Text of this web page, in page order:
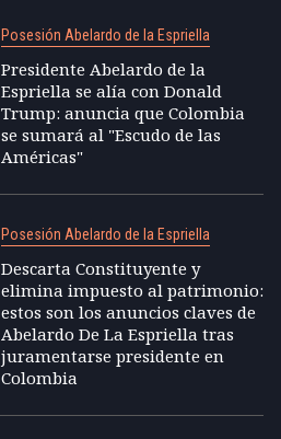
Posesión Abelardo de la Espriella
Presidente Abelardo de la
Espriella se alía con Donald
Trump: anuncia que Colombia
se sumará al "Escudo de las
Américas"
Posesión Abelardo de la Espriella
Descarta Constituyente y
elimina impuesto al patrimonio:
estos son los anuncios claves de
Abelardo De La Espriella tras
juramentarse presidente en
Colombia